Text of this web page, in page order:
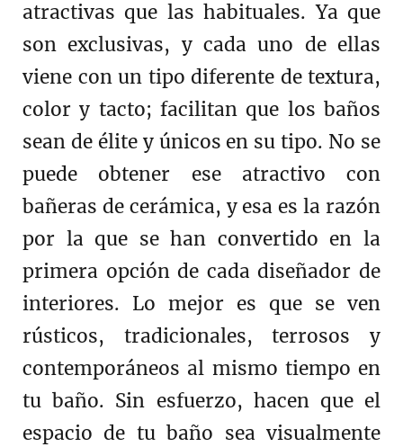
atractivas que las habituales. Ya que
son exclusivas, y cada uno de ellas
viene con un tipo diferente de textura,
color y tacto; facilitan que los baños
sean de élite y únicos en su tipo. No se
puede obtener ese atractivo con
bañeras de cerámica, y esa es la razón
por la que se han convertido en la
primera opción de cada diseñador de
interiores. Lo mejor es que se ven
rústicos, tradicionales, terrosos y
contemporáneos al mismo tiempo en
tu baño. Sin esfuerzo, hacen que el
espacio de tu baño sea visualmente